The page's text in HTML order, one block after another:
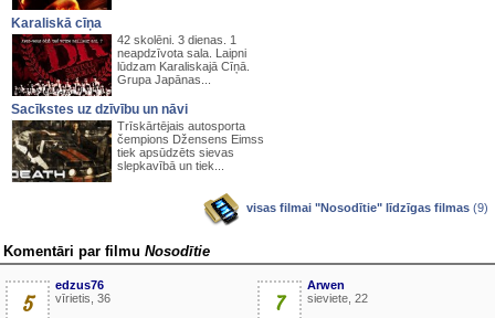
Karaliskā cīņa
42 skolēni. 3 dienas. 1
neapdzīvota sala. Laipni
lūdzam Karaliskajā Cīņā.
Grupa Japānas...
Sacīkstes uz dzīvību un nāvi
Trīskārtējais autosporta
čempions Džensens Eimss
tiek apsūdzēts sievas
slepkavībā un tiek...
visas filmai "Nosodītie" līdzīgas filmas (9)
Komentāri par filmu Nosodītie
5
edzus76
vīrietis, 36
7
Arwen
sieviete, 22